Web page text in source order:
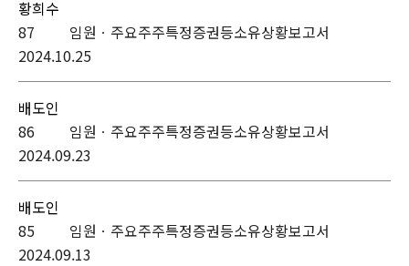
87
2024.10.25
임원ㆍ주요주주특정증권등소유상황보고서
황희수
86
2024.09.23
임원ㆍ주요주주특정증권등소유상황보고서
배도인
85
2024.09.13
임원ㆍ주요주주특정증권등소유상황보고서
배도인